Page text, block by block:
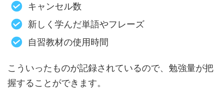
キャンセル数
新しく学んだ単語やフレーズ
自習教材の使用時間
こういったものが記録されているので、勉強量が把
握することができます。